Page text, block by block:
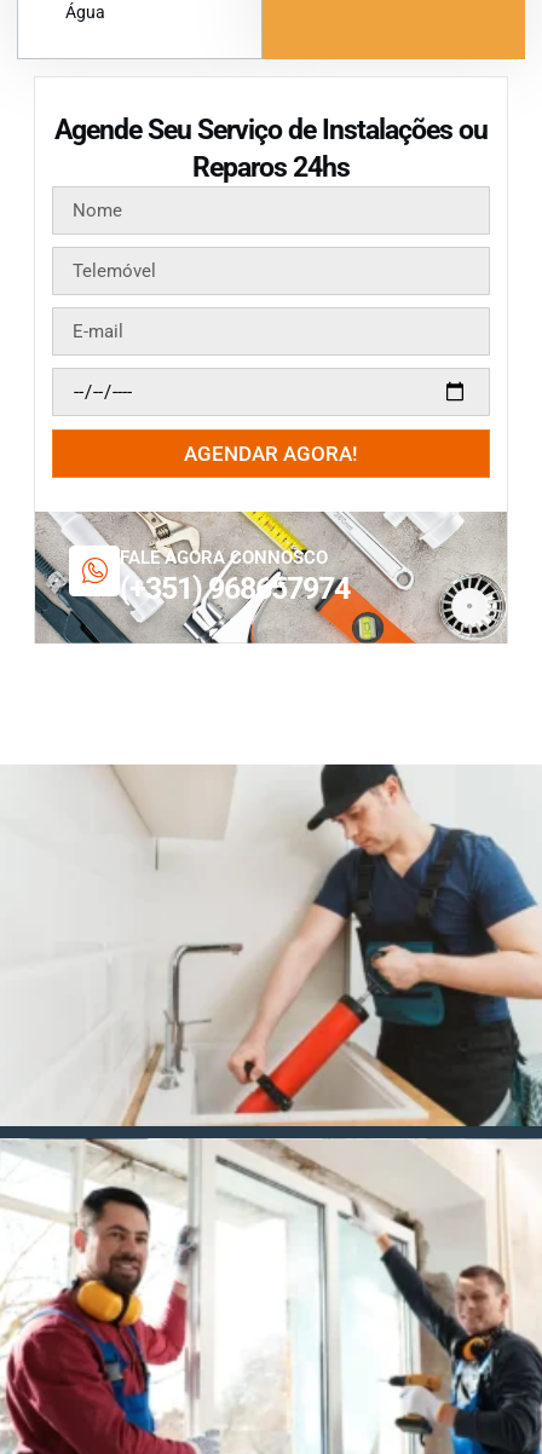
Água
Agende Seu Serviço de Instalações ou
Reparos 24hs
AGENDAR AGORA!
FALE AGORA CONNOSCO
(+351) 968657974